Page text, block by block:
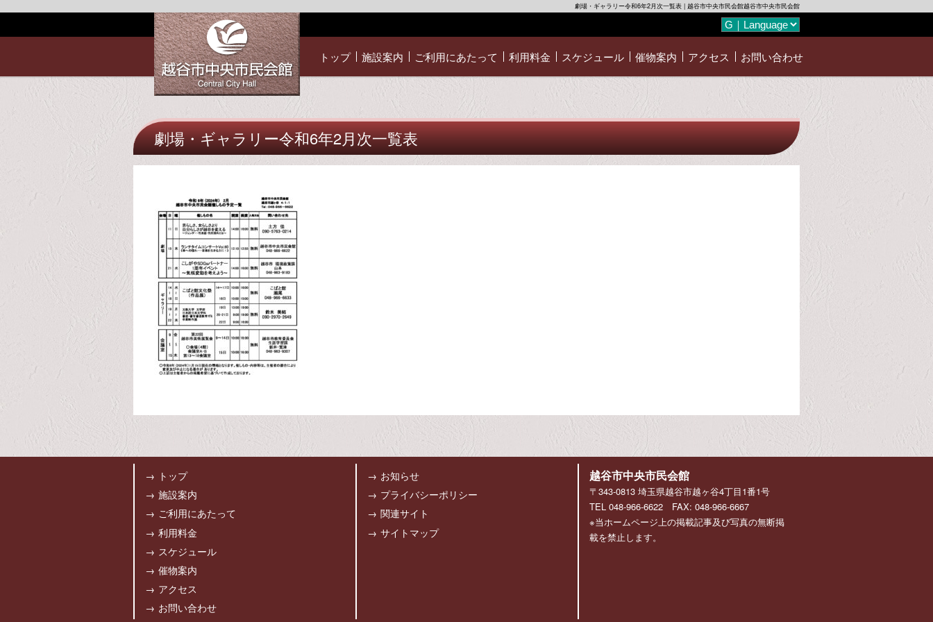
劇場・ギャラリー令和6年2月次一覧表 | 越谷市中央市民会館越谷市中央市民会館
トップ 施設案内 ご利用にあたって 利用料金 スケジュール 催物案内 アクセス お問い合わせ
劇場・ギャラリー令和6年2月次一覧表
トップ
施設案内
ご利用にあたって
利用料金
スケジュール
催物案内
アクセス
お問い合わせ
お知らせ
プライバシーポリシー
関連サイト
サイトマップ
越谷市中央市民会館
〒343-0813 埼玉県越谷市越ヶ谷4丁目1番1号
TEL 048-966-6622 FAX: 048-966-6667
※当ホームページ上の掲載記事及び写真の無断掲
載を禁止します。